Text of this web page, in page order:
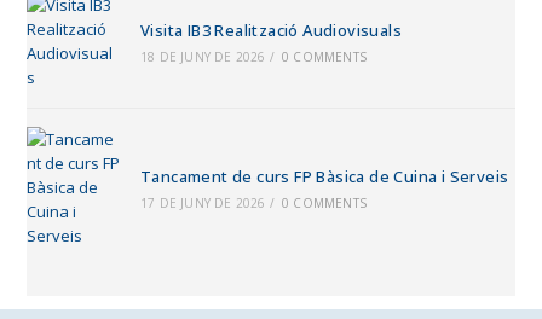
Visita IB3 Realització Audiovisuals
18 DE JUNY DE 2026 / 0 COMMENTS
Tancament de curs FP Bàsica de Cuina i Serveis
17 DE JUNY DE 2026 / 0 COMMENTS